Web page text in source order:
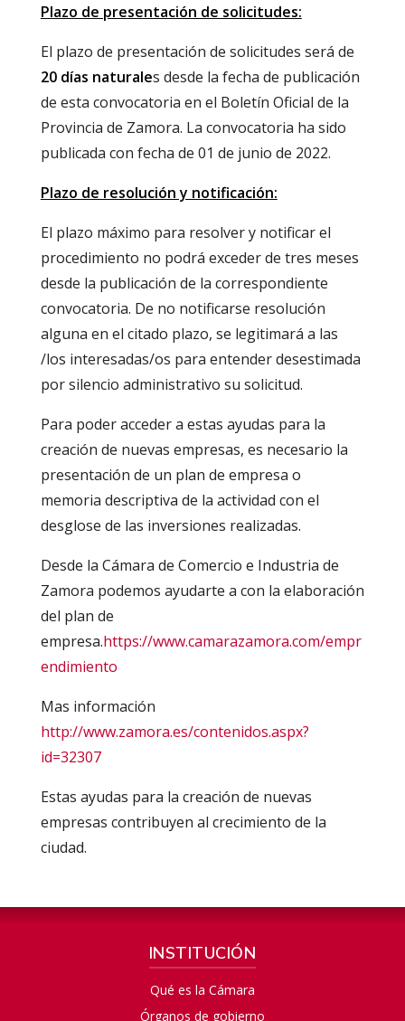
Plazo de presentación de solicitudes:
El plazo de presentación de solicitudes será de
20 días naturales desde la fecha de publicación
de esta convocatoria en el Boletín Oficial de la
Provincia de Zamora. La convocatoria ha sido
publicada con fecha de 01 de junio de 2022.
Plazo de resolución y notificación:
El plazo máximo para resolver y notificar el
procedimiento no podrá exceder de tres meses
desde la publicación de la correspondiente
convocatoria. De no notificarse resolución
alguna en el citado plazo, se legitimará a las
/los interesadas/os para entender desestimada
por silencio administrativo su solicitud.
Para poder acceder a estas ayudas para la
creación de nuevas empresas, es necesario la
presentación de un plan de empresa o
memoria descriptiva de la actividad con el
desglose de las inversiones realizadas.
Desde la Cámara de Comercio e Industria de
Zamora podemos ayudarte a con la elaboración
del plan de
empresa.https://www.camarazamora.com/empr
endimiento
Mas información
http://www.zamora.es/contenidos.aspx?
id=32307
Estas ayudas para la creación de nuevas
empresas contribuyen al crecimiento de la
ciudad.
INSTITUCIÓN
Qué es la Cámara
Órganos de gobierno